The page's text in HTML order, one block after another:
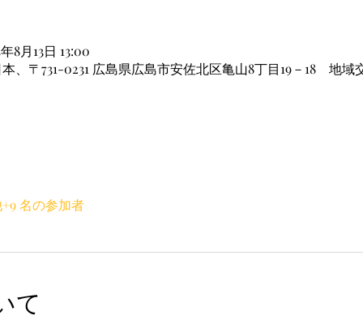
8月13日 13:00
、〒731-0231 広島県広島市安佐北区亀山8丁目19－18 地域
名の参加者
て